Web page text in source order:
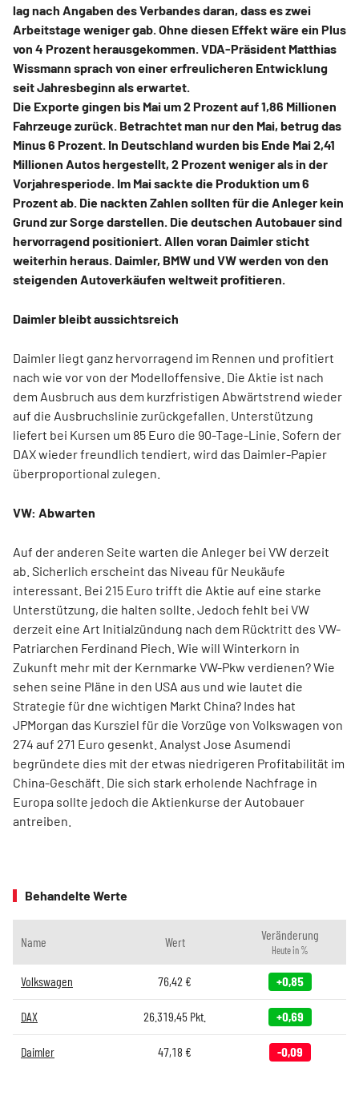
lag nach Angaben des Verbandes daran, dass es zwei
Arbeitstage weniger gab. Ohne diesen Effekt wäre ein Plus
von 4 Prozent herausgekommen. VDA-Präsident Matthias
Wissmann sprach von einer erfreulicheren Entwicklung
seit Jahresbeginn als erwartet.
Die Exporte gingen bis Mai um 2 Prozent auf 1,86 Millionen
Fahrzeuge zurück. Betrachtet man nur den Mai, betrug das
Minus 6 Prozent. In Deutschland wurden bis Ende Mai 2,41
Millionen Autos hergestellt, 2 Prozent weniger als in der
Vorjahresperiode. Im Mai sackte die Produktion um 6
Prozent ab. Die nackten Zahlen sollten für die Anleger kein
Grund zur Sorge darstellen. Die deutschen Autobauer sind
hervorragend positioniert. Allen voran Daimler sticht
weiterhin heraus. Daimler, BMW und VW werden von den
steigenden Autoverkäufen weltweit profitieren.
Daimler bleibt aussichtsreich
Daimler liegt ganz hervorragend im Rennen und profitiert
nach wie vor von der Modelloffensive. Die Aktie ist nach
dem Ausbruch aus dem kurzfristigen Abwärtstrend wieder
auf die Ausbruchslinie zurückgefallen. Unterstützung
liefert bei Kursen um 85 Euro die 90-Tage-Linie. Sofern der
DAX wieder freundlich tendiert, wird das Daimler-Papier
überproportional zulegen.
VW: Abwarten
Auf der anderen Seite warten die Anleger bei VW derzeit
ab. Sicherlich erscheint das Niveau für Neukäufe
interessant. Bei 215 Euro trifft die Aktie auf eine starke
Unterstützung, die halten sollte. Jedoch fehlt bei VW
derzeit eine Art Initialzündung nach dem Rücktritt des VW-
Patriarchen Ferdinand Piech. Wie will Winterkorn in
Zukunft mehr mit der Kernmarke VW-Pkw verdienen? Wie
sehen seine Pläne in den USA aus und wie lautet die
Strategie für dne wichtigen Markt China? Indes hat
JPMorgan das Kursziel für die Vorzüge von Volkswagen von
274 auf 271 Euro gesenkt. Analyst Jose Asumendi
begründete dies mit der etwas niedrigeren Profitabilität im
China-Geschäft. Die sich stark erholende Nachfrage in
Europa sollte jedoch die Aktienkurse der Autobauer
antreiben.
Behandelte Werte
Name Wert Veränderung
Heute in %
Volkswagen 76,42 € +0,85
DAX 26.319,45 Pkt. +0,69
Daimler 47,18 € -0,09